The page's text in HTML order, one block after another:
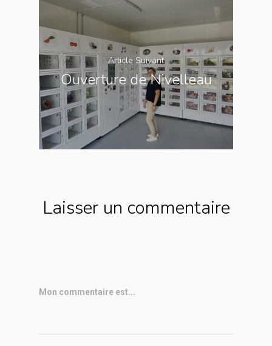
Article Suivant
Ouverture de Nivelleau
Laisser un commentaire
Mon commentaire est...